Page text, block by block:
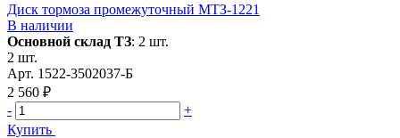
Диск тормоза промежуточный МТЗ-1221
В наличии
Основной склад ТЗ: 2 шт.
2 шт.
Арт. 1522-3502037-Б
2 560 ₽
-
+
Купить